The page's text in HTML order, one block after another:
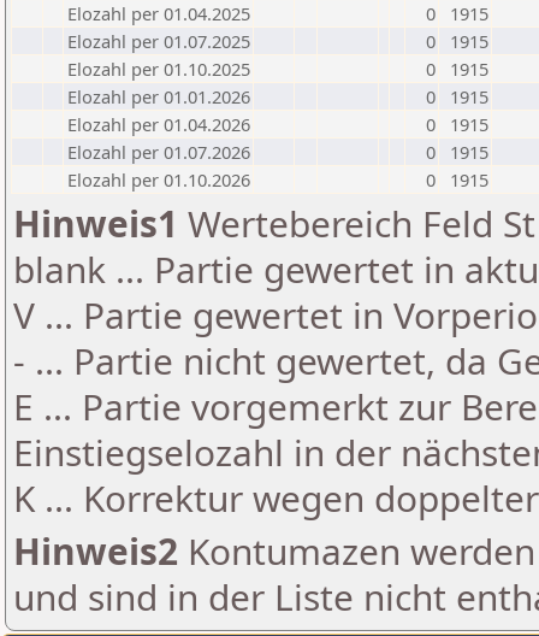
Elozahl per 01.04.2025
0
1915
Elozahl per 01.07.2025
0
1915
Elozahl per 01.10.2025
0
1915
Elozahl per 01.01.2026
0
1915
Elozahl per 01.04.2026
0
1915
Elozahl per 01.07.2026
0
1915
Elozahl per 01.10.2026
0 1915
Hinweis1 Wertebereich Feld
blank ... Partie gewertet in
V ... Partie gewertet in
- ... Partie nicht gewertet, da
E ... Partie vorgemerkt zur
Einstiegselozahl in der
K ... Korrektur wegen
Hinweis2 Kontumazen
und sind in der Liste nicht